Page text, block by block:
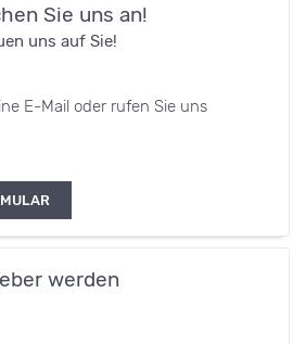
Sie uns an!
uns auf Sie!
E-Mail oder rufen Sie uns
werden